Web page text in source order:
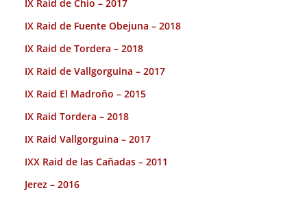
IX Raid de Chio – 2017
IX Raid de Fuente Obejuna – 2018
IX Raid de Tordera – 2018
IX Raid de Vallgorguina – 2017
IX Raid El Madroño – 2015
IX Raid Tordera – 2018
IX Raid Vallgorguina – 2017
IXX Raid de las Cañadas – 2011
Jerez – 2016